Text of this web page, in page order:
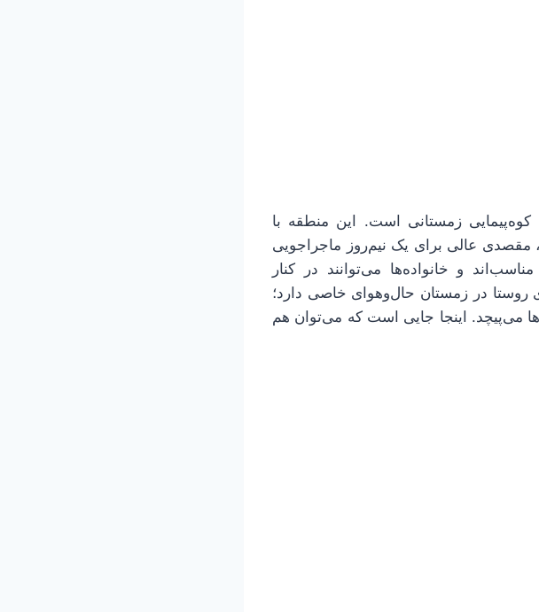
زمستانی است. این منطقه با
مقصدی عالی برای یک نیم‌روز ماجراجویی
و خانواده‌ها می‌توانند در کنار
روستا در زمستان حال‌وهوای خاصی دارد؛
می‌پیچد. اینجا جایی است که می‌توان هم